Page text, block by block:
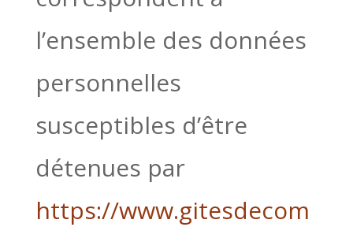
l’ensemble des données
personnelles
susceptibles d’être
détenues par
https://www.gitesdecom